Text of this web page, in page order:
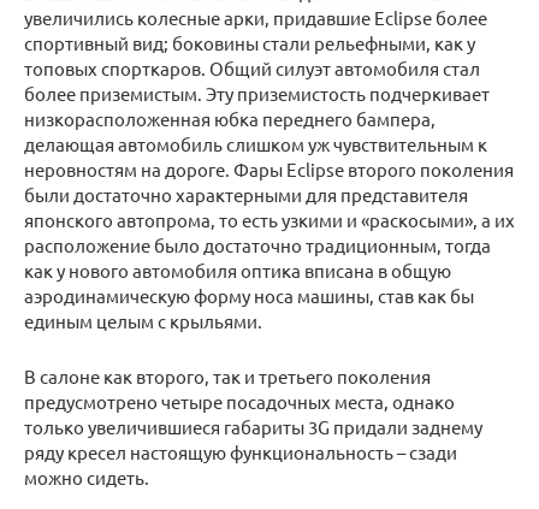
увеличились колесные арки, придавшие Eclipse более
спортивный вид; боковины стали рельефными, как у
топовых спорткаров. Общий силуэт автомобиля стал
более приземистым. Эту приземистость подчеркивает
низкорасположенная юбка переднего бампера,
делающая автомобиль слишком уж чувствительным к
неровностям на дороге. Фары Eclipse второго поколения
были достаточно характерными для представителя
японского автопрома, то есть узкими и «раскосыми», а их
расположение было достаточно традиционным, тогда
как у нового автомобиля оптика вписана в общую
аэродинамическую форму носа машины, став как бы
единым целым с крыльями.
В салоне как второго, так и третьего поколения
предусмотрено четыре посадочных места, однако
только увеличившиеся габариты 3G придали заднему
ряду кресел настоящую функциональность – сзади
можно сидеть.